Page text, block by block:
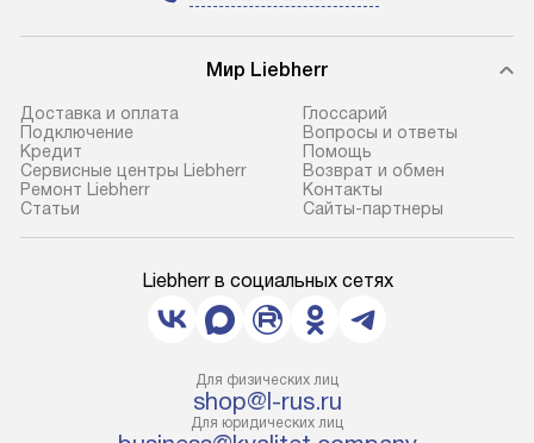
Мир Liebherr
Доставка и оплата
Подключение
Кредит
Сервисные центры Liebherr
Ремонт Liebherr
Cтатьи
Глоссарий
Вопросы и ответы
Помощь
Возврат и обмен
Контакты
Сайты-партнеры
Liebherr в социальных сетях
Для физических лиц
shop@l-rus.ru
Для юридических лиц